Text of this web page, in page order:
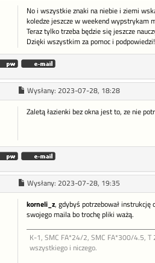
No i wszystkie znaki na niebie i ziemi
koledze jeszcze w weekend wypstrykam
Teraz tylko trzeba będzie się jeszcze
Dzięki wszystkim za pomoc i podpowiedzi!
Wysłany: 2023-07-28, 18:28
Zaletą łazienki bez okna jest to, ze nie
Wysłany: 2023-07-28, 19:35
korneli_z, gdybyś potrzebował instrukcję
swojego maila bo trochę pliki ważą.
K-1, SMC FA*24/2, SMC FA*300/4.5,
wszystkiego i niczego.